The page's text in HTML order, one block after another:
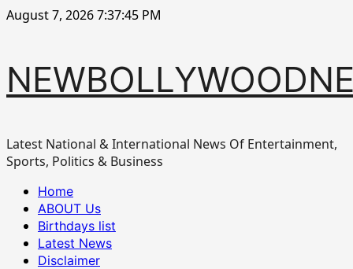
Skip
August 7, 20267:37:46 PM
Latest National & International News Of Entertainment,
Sports, Politics & Business
Primary
Menu
Home
ABOUT Us
Birthdays list
Latest News
Disclaimer